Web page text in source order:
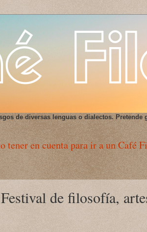
de diversas lenguas o dialectos. Pretende
tener en cuenta para ir a un Café
de filosofía,